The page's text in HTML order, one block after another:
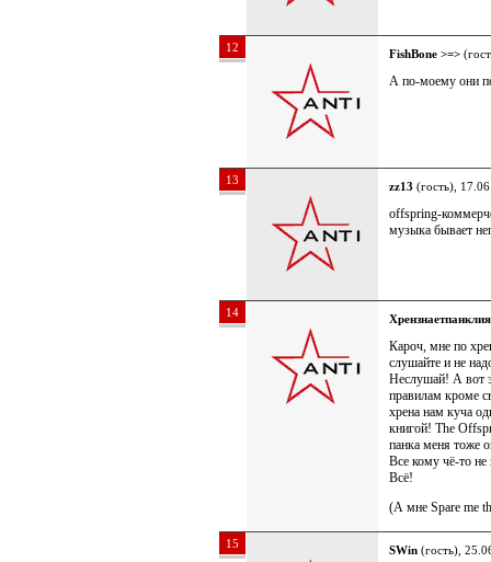
12 FishBone >=>
А по-моему они
13 zz13 (гость),
offspring-
музыка бывает
14 Хрензнаетпанклия
Кароч, мне по
слушайте и не
Неслушай! А вот
правилам кроме
хрена нам куча
книгой! The
панка меня тоже
Все кому чё-то
Всё!
(А мне Spare me
15 SWin (гость),